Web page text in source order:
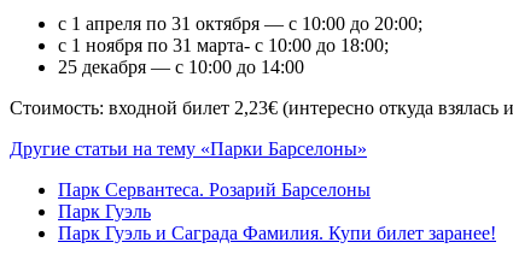
c 1 апреля по 31 октября — с 10:00 до 20:00;
с 1 ноября по 31 марта- с 10:00 до 18:00;
25 декабря — с 10:00 до 14:00
Стоимость: входной билет 2,23€ (интересно откуда
Другие статьи на тему «Парки Барселоны»
Парк Сервантеса. Розарий Барселоны
Парк Гуэль
Парк Гуэль и Саграда Фамилия. Купи билет заранее!